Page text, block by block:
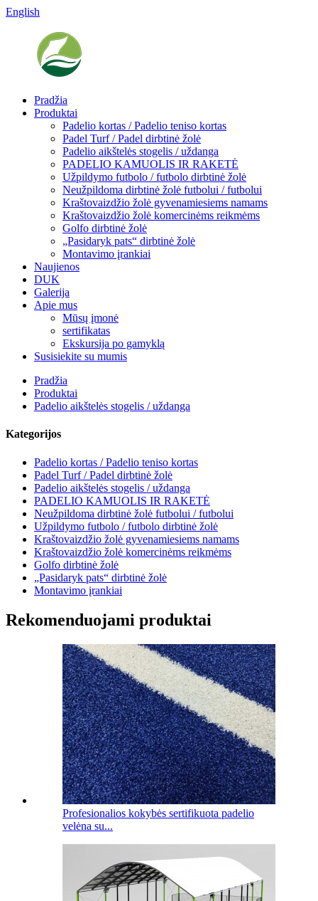
English
Pradžia
Produktai
Padelio kortas / Padelio teniso kortas
Padel Turf / Padel dirbtinė žolė
Padelio aikštelės stogelis / uždanga
PADELIO KAMUOLIS IR RAKETĖ
Užpildymo futbolo / futbolo dirbtinė žolė
Neužpildoma dirbtinė žolė futbolui / futbolui
Kraštovaizdžio žolė gyvenamiesiems namams
Kraštovaizdžio žolė komercinėms reikmėms
Golfo dirbtinė žolė
„Pasidaryk pats“ dirbtinė žolė
Montavimo įrankiai
Naujienos
DUK
Galerija
Apie mus
Mūsų įmonė
sertifikatas
Ekskursija po gamyklą
Susisiekite su mumis
Pradžia
Produktai
Padelio aikštelės stogelis / uždanga
Kategorijos
Padelio kortas / Padelio teniso kortas
Padel Turf / Padel dirbtinė žolė
Padelio aikštelės stogelis / uždanga
PADELIO KAMUOLIS IR RAKETĖ
Neužpildoma dirbtinė žolė futbolui / futbolui
Užpildymo futbolo / futbolo dirbtinė žolė
Kraštovaizdžio žolė gyvenamiesiems namams
Kraštovaizdžio žolė komercinėms reikmėms
Golfo dirbtinė žolė
„Pasidaryk pats“ dirbtinė žolė
Montavimo įrankiai
Rekomenduojami produktai
Profesionalios kokybės sertifikuota padelio
velėna su...